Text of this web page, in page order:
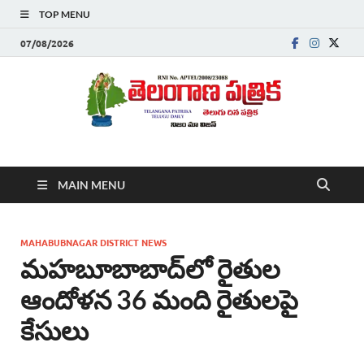
TOP MENU
07/08/2026
Telanganapatrika
,Latest Telangana News, Rajanna Sircilla News, Telangana
Breaking News, Telugu Newspaper Online, Today Telugu News,
తెలుగు వార్తలు , బ్రేకింగ్ న్యూస్ తెలుగులో , తెలంగాణ లో తాజా అప్‌డేట్స్ ,
తెలుగు న్యూస్ పేపర్
MAIN MENU
MAHABUBNAGAR DISTRICT NEWS
మహబూబాబాద్‌లో రైతుల
ఆందోళన 36 మంది రైతులపై
కేసులు